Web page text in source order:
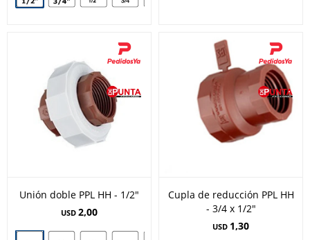
Unión doble PPL HH - 1/2"
USD 2,00
Cupla de reducción PPL HH
- 3/4 x 1/2"
USD 1,30